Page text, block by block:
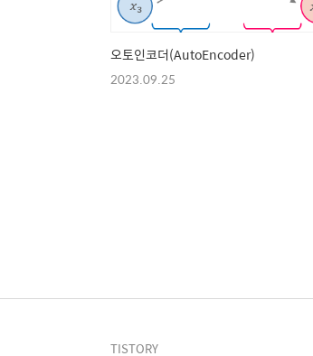
오토인코더(AutoEncoder)
2023.09.25
TISTORY